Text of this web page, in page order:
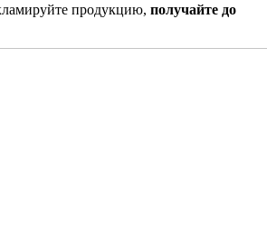
продукцию, получайте до